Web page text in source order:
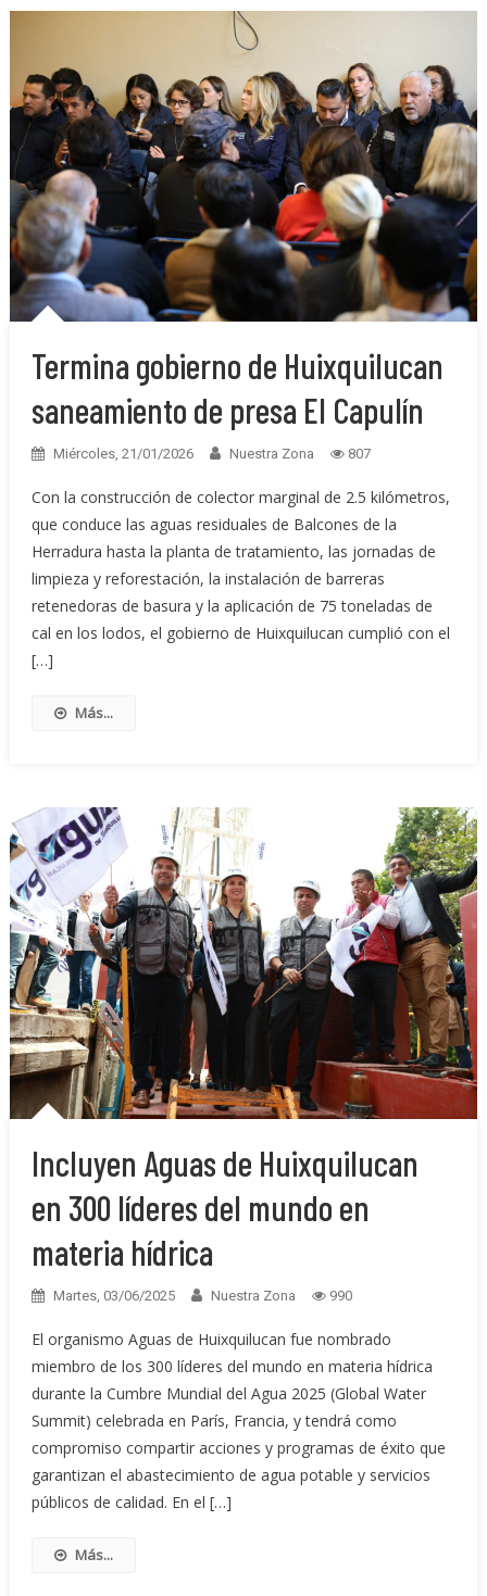
Termina gobierno de Huixquilucan
saneamiento de presa El Capulín
Miércoles, 21/01/2026 Nuestra Zona 807
Con la construcción de colector marginal de 2.5 kilómetros,
que conduce las aguas residuales de Balcones de la
Herradura hasta la planta de tratamiento, las jornadas de
limpieza y reforestación, la instalación de barreras
retenedoras de basura y la aplicación de 75 toneladas de
cal en los lodos, el gobierno de Huixquilucan cumplió con el
[…]
Más...
Incluyen Aguas de Huixquilucan
en 300 líderes del mundo en
materia hídrica
Martes, 03/06/2025 Nuestra Zona 990
El organismo Aguas de Huixquilucan fue nombrado
miembro de los 300 líderes del mundo en materia hídrica
durante la Cumbre Mundial del Agua 2025 (Global Water
Summit) celebrada en París, Francia, y tendrá como
compromiso compartir acciones y programas de éxito que
garantizan el abastecimiento de agua potable y servicios
públicos de calidad. En el […]
Más...